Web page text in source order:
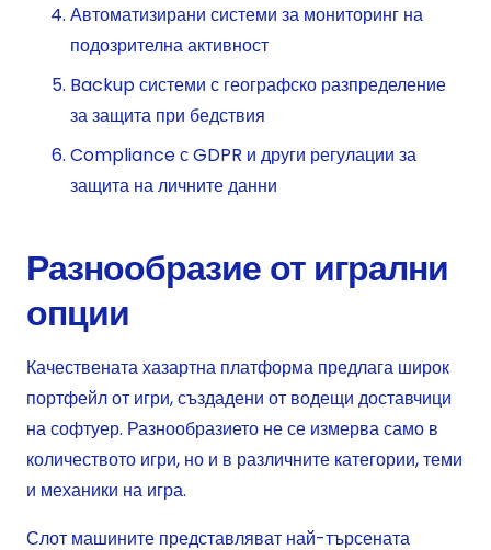
Автоматизирани системи за мониторинг на
подозрителна активност
Backup системи с географско разпределение
за защита при бедствия
Compliance с GDPR и други регулации за
защита на личните данни
Разнообразие от игрални
опции
Качествената хазартна платформа предлага широк
портфейл от игри, създадени от водещи доставчици
на софтуер. Разнообразието не се измерва само в
количеството игри, но и в различните категории, теми
и механики на игра.
Слот машините представляват най-търсената